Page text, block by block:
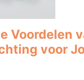
Voordelen
voor